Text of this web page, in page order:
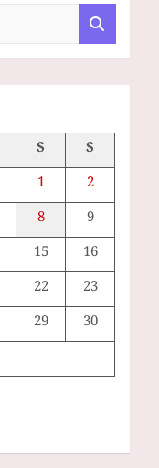
S
S
1
2
8
9
15
16
22
23
29
30